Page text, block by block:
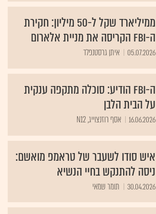
ממיליארד שקל ל-50 מיליון: חקירת
ה-FBI הקריסה את מניית אלארום
05.07.2026 איתן גרסטנפלד
ה-FBI הודיע: סוכלה מתקפה ענקית
על הבית הלבן
16.06.2026 אסף רוזנצוייג, N12
איש סודו לשעבר של טראמפ מואשם:
ניסה להתנקש בחיי הנשיא
30.04.2026 תומר שמאי